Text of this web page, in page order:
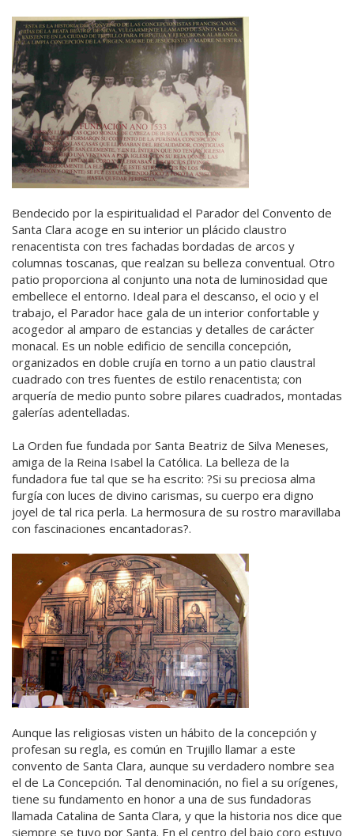
Bendecido por la espiritualidad el Parador del Convento de
Santa Clara acoge en su interior un plácido claustro
renacentista con tres fachadas bordadas de arcos y
columnas toscanas, que realzan su belleza conventual. Otro
patio proporciona al conjunto una nota de luminosidad que
embellece el entorno. Ideal para el descanso, el ocio y el
trabajo, el Parador hace gala de un interior confortable y
acogedor al amparo de estancias y detalles de carácter
monacal. Es un noble edificio de sencilla concepción,
organizados en doble crujía en torno a un patio claustral
cuadrado con tres fuentes de estilo renacentista; con
arquería de medio punto sobre pilares cuadrados, montadas
galerías adentelladas.
La Orden fue fundada por Santa Beatriz de Silva Meneses,
amiga de la Reina Isabel la Católica. La belleza de la
fundadora fue tal que se ha escrito: ?Si su preciosa alma
furgía con luces de divino carismas, su cuerpo era digno
joyel de tal rica perla. La hermosura de su rostro maravillaba
con fascinaciones encantadoras?.
Aunque las religiosas visten un hábito de la concepción y
profesan su regla, es común en Trujillo llamar a este
convento de Santa Clara, aunque su verdadero nombre sea
el de La Concepción. Tal denominación, no fiel a su orígenes,
tiene su fundamento en honor a una de sus fundadoras
llamada Catalina de Santa Clara, y que la historia nos dice que
siempre se tuvo por Santa. En el centro del bajo coro estuvo